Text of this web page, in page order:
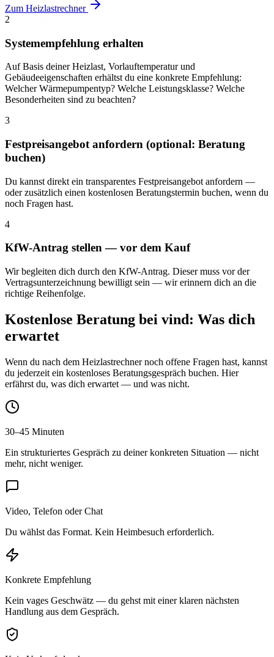
Zum Heizlastrechner
2
Systemempfehlung erhalten
Auf Basis deiner Heizlast, Vorlauftemperatur und
Gebäudeeigenschaften erhältst du eine konkrete Empfehlung:
Welcher Wärmepumpentyp? Welche Leistungsklasse? Welche
Besonderheiten sind zu beachten?
3
Festpreisangebot anfordern (optional: Beratung
buchen)
Du kannst direkt ein transparentes Festpreisangebot anfordern —
oder zusätzlich einen kostenlosen Beratungstermin buchen, wenn du
noch Fragen hast.
4
KfW-Antrag stellen — vor dem Kauf
Wir begleiten dich durch den KfW-Antrag. Dieser muss vor der
Vertragsunterzeichnung bewilligt sein — wir erinnern dich an die
richtige Reihenfolge.
Kostenlose Beratung bei vind: Was dich
erwartet
Wenn du nach dem Heizlastrechner noch offene Fragen hast, kannst
du jederzeit ein kostenloses Beratungsgespräch buchen. Hier
erfährst du, was dich erwartet — und was nicht.
30–45 Minuten
Ein strukturiertes Gespräch zu deiner konkreten Situation — nicht
mehr, nicht weniger.
Video, Telefon oder Chat
Du wählst das Format. Kein Heimbesuch erforderlich.
Konkrete Empfehlung
Kein vages Geschwätz — du gehst mit einer klaren nächsten
Handlung aus dem Gespräch.